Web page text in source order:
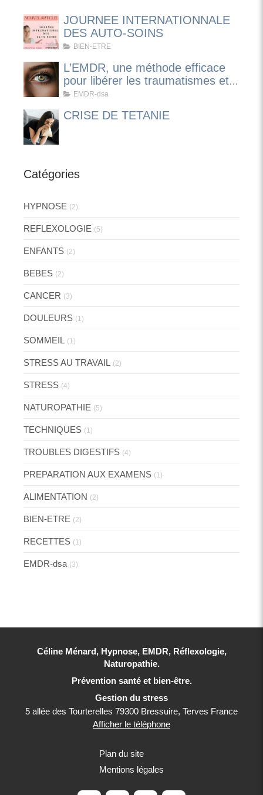
JOURNEE INTERNATIONNALE
DES AUTO-SOINS
BIEN-ETRE
L’EMDR, une méthode efficace
pour libérer les traumatismes et
apaiser les émotions
EMDR-dsa
CRISE DE TETANIE
Catégories
HYPNOSE (2)
REFLEXOLOGIE (5)
ENFANTS (2)
BEBES (2)
CANCER (3)
DOULEURS (1)
SOMMEIL (1)
STRESS AU TRAVAIL (2)
STRESS (4)
NATUROPATHIE (5)
TECHNIQUES (1)
TROUBLES DIGESTIFS (4)
PREPARATION AUX EXAMENS (1)
ALIMENTATION (2)
BIEN-ETRE (2)
RECETTES (1)
EMDR-dsa (3)
Céline Ménard, Hypnose, EMDR, Réflexologie,
Naturopathie.
Prévention santé et bien-être.
Gestion du stress
5 allée des Tourterelles 79300 Bressuire, Terves France
Afficher le téléphone
Plan du site
Mentions légales